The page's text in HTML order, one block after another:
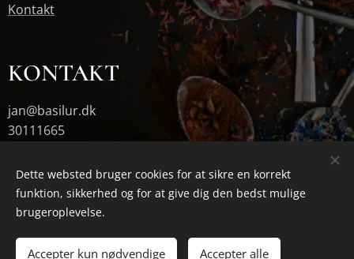
Tilføj til kurven
Kontakt
KONTAKT
jan@basilur.dk
30111665
Cookies
Dette websted bruger cookies for at sikre en korrekt
funktion, sikkerhed og for at give dig den bedst mulige
brugeroplevelse.
Accepter kun nødvendige Accepter alle